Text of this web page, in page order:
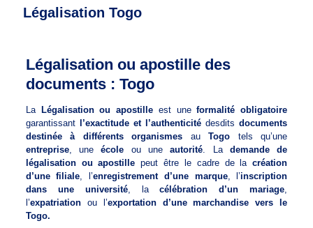
Légalisation Togo
Légalisation ou apostille des
documents : Togo
La Légalisation ou apostille est uneformalité obligatoire
garantissant
l’exactitude et l’authenticité desditsdocuments
destinée à différents organismes auTogo tels qu’une
entreprise, uneécole ou uneautorité . La demande de
légalisation ou apostille peut être le cadre de lacréation
d’une filiale , l’enregistrement d’une marque, l’inscription
dans une université, lacélébration d’un mariage
l’expatriationou l’exportation d’une marchandise vers le
Togo.